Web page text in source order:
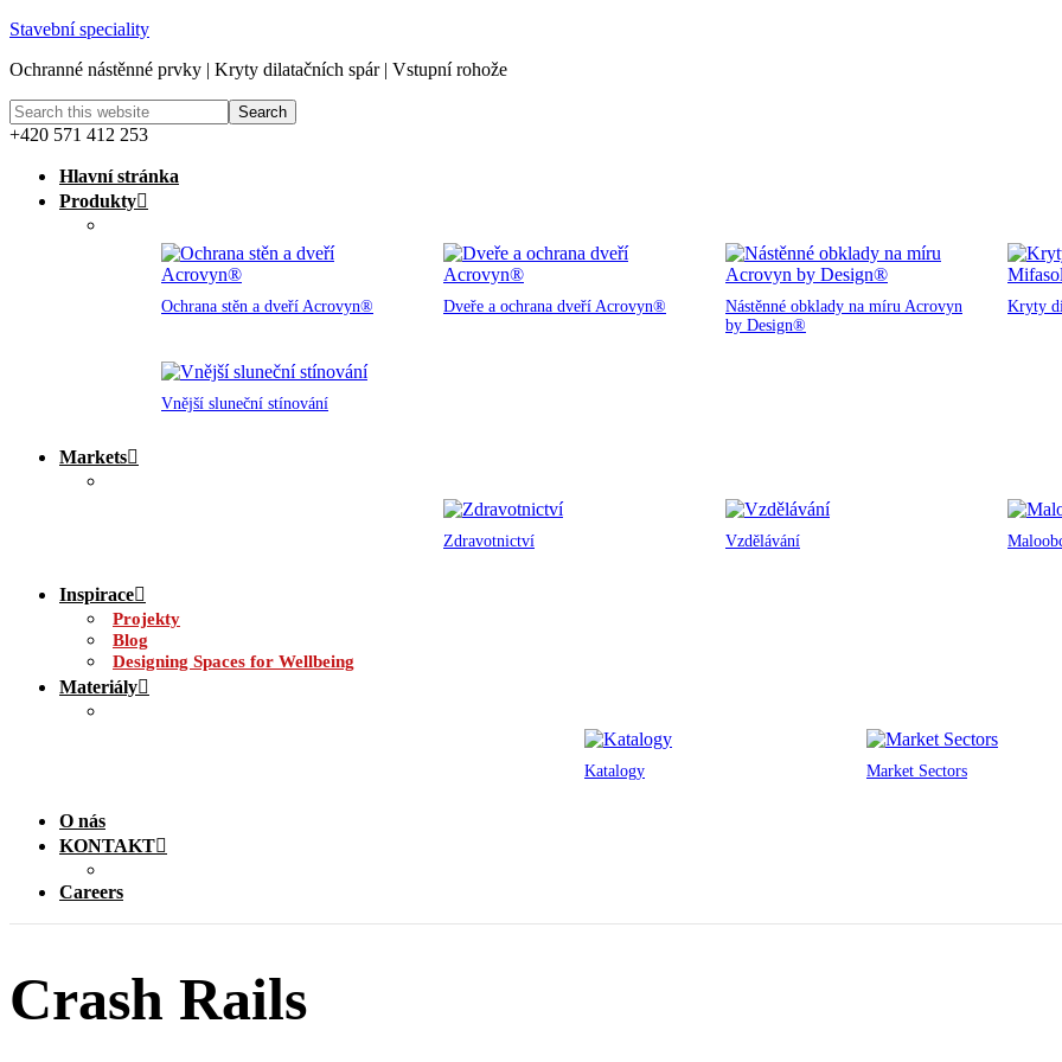
Stavební speciality
Ochranné nástěnné prvky | Kryty dilatačních spár | Vstupní rohože
+420 571 412 253
Hlavní stránka
Produkty
Ochrana stěn a dveří Acrovyn® Dveře a ochrana dveří Acrovyn®
Nástěnné obklady na míru Acrovyn
by Design®
Kryty
Vnější sluneční stínování
Markets
Zdravotnictví Vzdělávání
Inspirace
Projekty
Blog
Designing Spaces for Wellbeing
Materiály
Katalogy Market Sectors
O nás
KONTAKT
Careers
Crash Rails